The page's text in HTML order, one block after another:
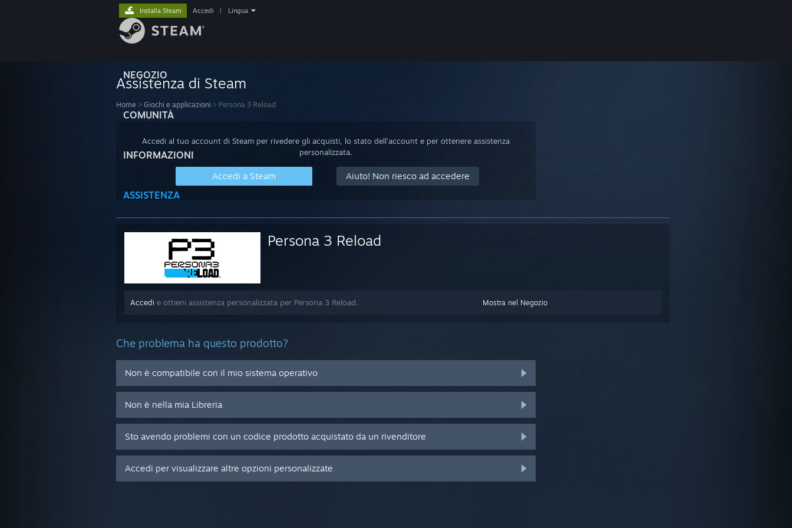
NEGOZIO
COMUNITÀ
INFORMAZIONI
ASSISTENZA
Installa Steam Accedi Lingua
Assistenza di Steam
Home > Giochi e applicazioni > Persona 3 Reload
Accedi al tuo account di Steam per rivedere gli acquisti, lo stato dell'account e per ottenere assistenza
personalizzata.
Accedi a Steam Aiuto! Non riesco ad accedere
Persona 3 Reload
Mostra nel Negozio
Accedi e ottieni assistenza personalizzata per Persona 3 Reload.
Che problema ha questo prodotto?
Non è compatibile con il mio sistema operativo
Non è nella mia Libreria
Sto avendo problemi con un codice prodotto acquistato da un rivenditore
Accedi per visualizzare altre opzioni personalizzate